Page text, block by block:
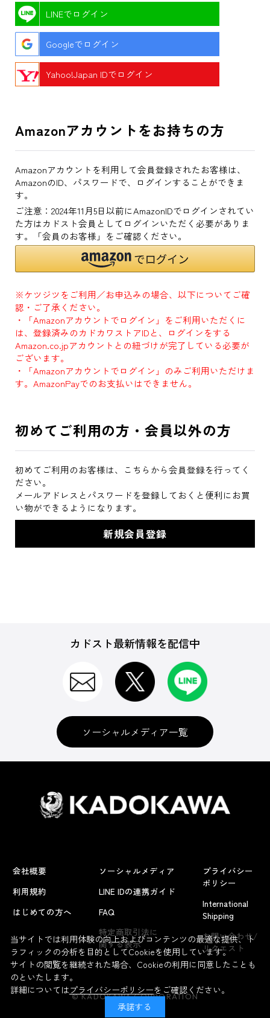
LINEでログイン
Googleでログイン
Yahoo!Japan IDでログイン
Amazonアカウントをお持ちの方
Amazonアカウントを利用して会員登録されたお客様は、
AmazonのID、パスワードで、ログインすることができま
す。
ご注意：2024年11月5日以前にAmazonIDでログインされてい
た方はカドスト会員としてログインいただく必要がありま
す。「会員のお客様」をご確認ください。
※ケツジツをご利用／お申込みの場合、以下についてご確
認・ご了承ください。
・「Amazonアカウントでログイン」をご利用いただくに
は、登録済みのカドカワストアIDと、ログインをする
Amazon.co.jpアカウントとの紐づけが完了している必要が
ございます。
・「Amazonアカウントでログイン」のみご利用いただけま
す。AmazonPayでのお支払いはできません。
初めてご利用の方・会員以外の方
初めてご利用のお客様は、こちらから会員登録を行ってく
ださい。
メールアドレスとパスワードを登録しておくと便利にお買
い物ができるようになります。
カドスト最新情報を配信中
ソーシャルメディア一覧
会社概要
利用規約
はじめての方へ
ソーシャルメディア
LINE IDの連携ガイド
FAQ
特定商取引法に
関する表示
プライバシー
ポリシー
International
Shipping
お問い合わせ/
リクエスト
© KADOKAWA CORPORATION
当サイトでは利用体験の向上およびコンテンツの最適な提供、ト
ラフィックの分析を目的としてCookieを使用しています。
サイトの閲覧を継続された場合、Cookieの利用に同意したことも
のといたします。
詳細についてはプライバシーポリシーをご確認ください。
承諾する